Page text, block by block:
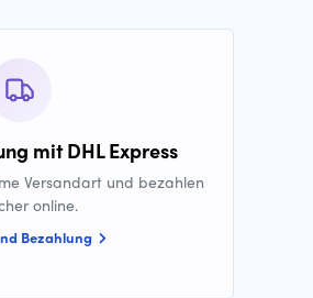
mit DHL Express
Versandart und bezahlen
online.
Bezahlung